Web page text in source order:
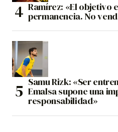
Ramírez: «El objetivo
permanencia. No
Samu Rizk: «Ser
Emalsa supone una
responsabilidad»